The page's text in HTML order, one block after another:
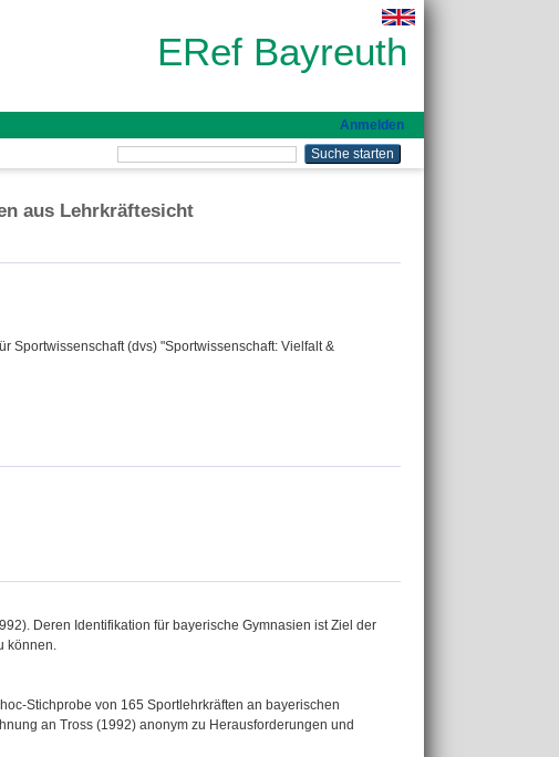
ERef Bayreuth
Anmelden
aus Lehrkräftesicht
Sportwissenschaft (dvs) "Sportwissenschaft: Vielfalt &
Deren Identifikation für bayerische Gymnasien ist Ziel der
können.
Stichprobe von 165 Sportlehrkräften an bayerischen
an Tross (1992) anonym zu Herausforderungen und